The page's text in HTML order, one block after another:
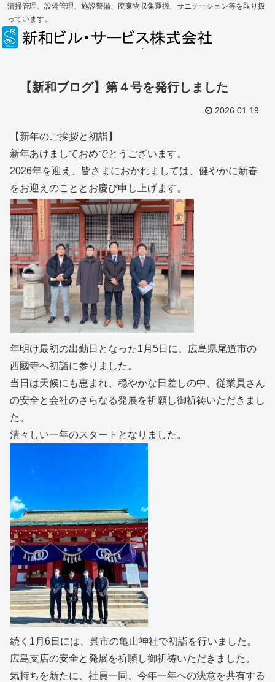
清掃管理、設備管理、施設警備、廃棄物収集運搬、サニテーション等を取り扱
っています。
【新和ブログ】第４号を発行しました
2026.01.19
【新年のご挨拶と初詣】
新年あけましておめでとうございます。
2026年を迎え、皆さまにおかれましては、健やかに新春
をお迎えのこととお慶び申し上げます。
年明け最初の出勤日となった1月5日に、広島県尾道市の
西國寺へ初詣に参りました。
当日は天候にも恵まれ、穏やかな日差しの中、従業員さん
の安全と会社のさらなる発展を祈願し御祈祷いただきまし
た。
清々しい一年のスタートとなりました。
続く1月6日には、呉市の亀山神社で初詣を行いました。
広島支店の安全と発展を祈願し御祈祷いただきました。
気持ちを新たに、社員一同、今年一年への決意を共有する